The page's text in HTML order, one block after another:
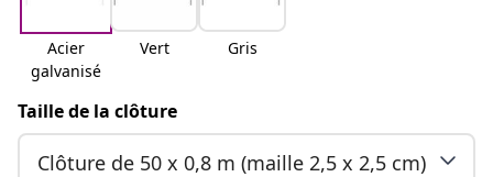
Acier
galvanisé
Vert Gris
Taille de la clôture
Clôture de 50 x 0,8 m (maille 2,5 x 2,5 cm)